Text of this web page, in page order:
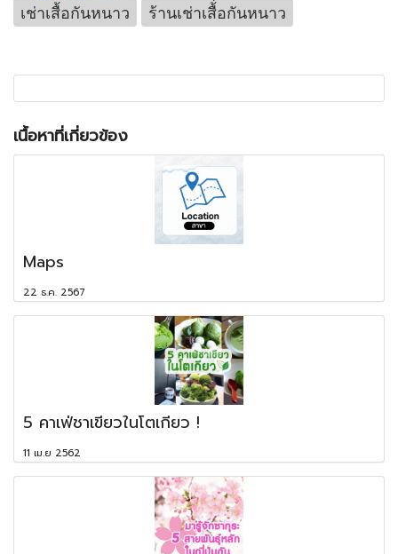
เช่าเสื้อกันหนาว ร้านเช่าเสื้่อกันหนาว
เนื้อหาที่เกี่ยวข้อง
Maps
22 ธ.ค. 2567
5 คาเฟ่ชาเขียวในโตเกียว !
11 เม.ย 2562